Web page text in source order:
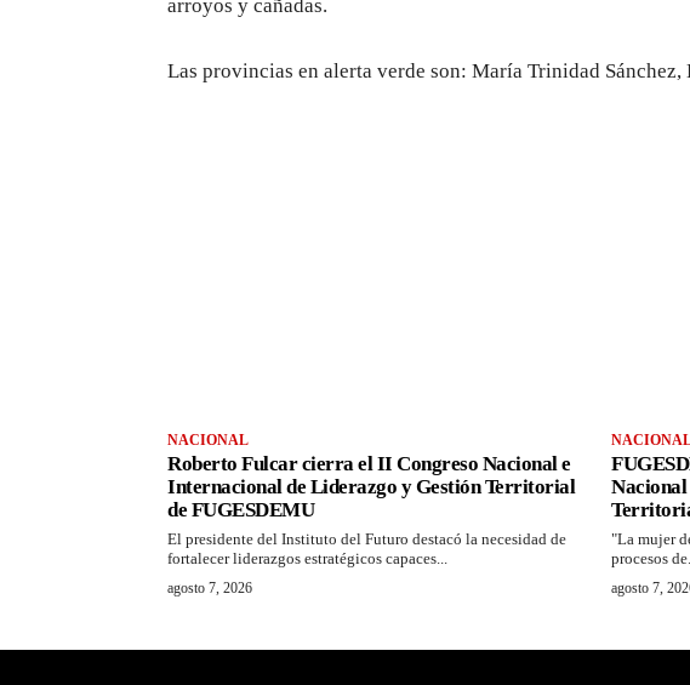
arroyos y cañadas.
Las provincias en alerta verde son: María Trinidad Sánchez,
NACIONAL
Roberto Fulcar cierra el II Congreso Nacional e
Internacional de Liderazgo y Gestión Territorial
de FUGESDEMU
El presidente del Instituto del Futuro destacó la necesidad de
fortalecer liderazgos estratégicos capaces...
agosto 7, 2026
"La mujer
procesos
agosto 7,